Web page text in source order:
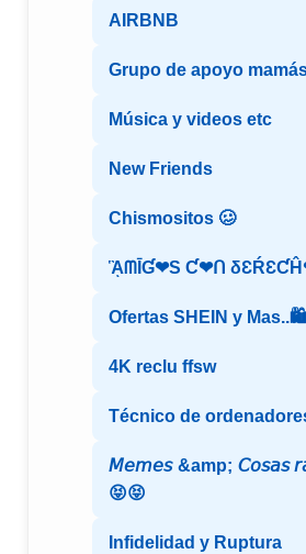
AIRBNB
Grupo de apoyo
Música y videos etc
New Friends
Chismositos 🥴
ᾋᗰĪƓ❤S Ƈ❤ᑎ
Ofertas SHEIN y Mas..🛍️
4K reclu ffsw
Técnico de
𝘔𝘦𝘮𝘦𝘴 &amp; 𝘊𝘰𝘴𝘢𝘴
😝😝
Infidelidad y Ruptura